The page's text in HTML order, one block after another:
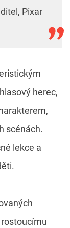
Pixar
herec,
scénách.
lekce a